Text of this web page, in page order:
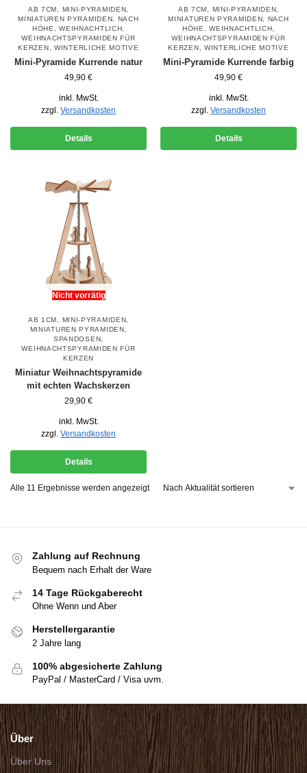
AB 7CM , MINI-PYRAMIDEN,
MINIATUREN PYRAMIDEN,
NACH
HÖHE,WEIHNACHTLICH,
WEIHNACHTSPYRAMIDEN FÜR
KERZEN , WINTERLICHE MOTIVE
Mini-Pyramide Kurrende natur
49,90 €
inkl. MwSt.
zzgl. Versandkosten
Details
AB 7CM , MINI-PYRAMIDEN,
MINIATUREN PYRAMIDEN,
NACH
HÖHE,WEIHNACHTLICH,
WEIHNACHTSPYRAMIDEN FÜR
KERZEN , WINTERLICHE MOTIVE
Mini-Pyramide Kurrende farbig
49,90 €
inkl. MwSt.
zzgl. Versandkosten
Details
Nicht vorrätig
AB 1CM , MINI-PYRAMIDEN,
MINIATUREN PYRAMIDEN ,
SPANDOSEN,
WEIHNACHTSPYRAMIDEN FÜR
KERZEN
Miniatur Weihnachtspyramide
mit echten Wachskerzen
29,90 €
inkl. MwSt.
zzgl. Versandkosten
Details
Alle 11 Ergebnisse werden angezeigt
Zahlung auf Rechnung
Bequem nach Erhalt der Ware
14 Tage Rückgaberecht
Ohne Wenn und Aber
Herstellergarantie
2 Jahre lang
100% abgesicherte Zahlung
PayPal / MasterCard / Visa uvm.
Über
Über Uns